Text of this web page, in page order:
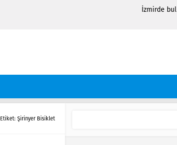
İzmirde bul
Etiket: Şirinyer Bisiklet